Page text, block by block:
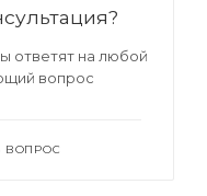
ответят на любой
вопрос
ВОПРОС